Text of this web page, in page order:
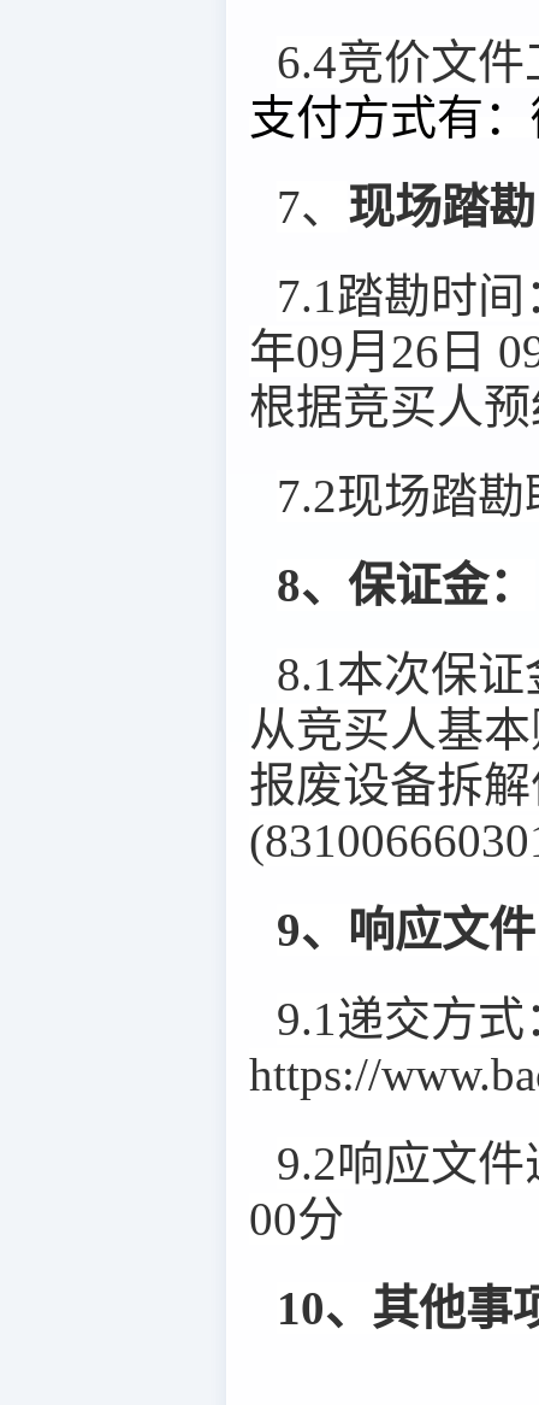
6.4竞价文
支付方式有
7、 现场踏
7.1踏勘时间
年09月26日
根据竞买人
7.2现场踏
8、保证金：
8.1本次保证
从竞买人基
报废设备拆
9、响应文
9.1递交方式
https://
9.2响应文
00分
10、其他事